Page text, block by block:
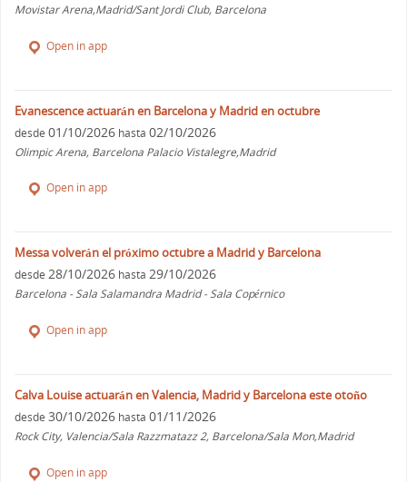
Movistar Arena,Madrid/Sant Jordi Club, Barcelona
Open in app
Evanescence actuarán en Barcelona y Madrid en octubre
desde 01/10/2026 hasta 02/10/2026
Olimpic Arena, Barcelona Palacio Vistalegre,Madrid
Open in app
Messa volverán el próximo octubre a Madrid y Barcelona
desde 28/10/2026 hasta 29/10/2026
Barcelona - Sala Salamandra Madrid - Sala Copérnico
Open in app
Calva Louise actuarán en Valencia, Madrid y Barcelona este otoño
desde 30/10/2026 hasta 01/11/2026
Rock City, Valencia/Sala Razzmatazz 2, Barcelona/Sala Mon,Madrid
Open in app